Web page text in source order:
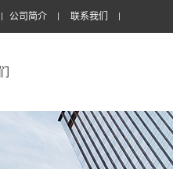
公司简介 联系我们